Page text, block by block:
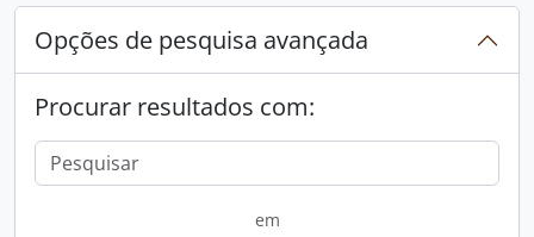
Opções de pesquisa avançada
Procurar resultados com:
em